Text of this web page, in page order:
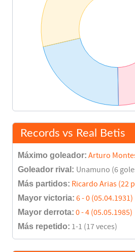
Records vs Real Betis
Máximo goleador: Arturo
Goleador rival: Unamuno (6
Más partidos: Ricardo Arias (22
Mayor victoria: 6 - 0 (05.04.1931)
Mayor derrota: 0 - 4 (05.05.1985)
Más repetido: 1-1 (17 veces)